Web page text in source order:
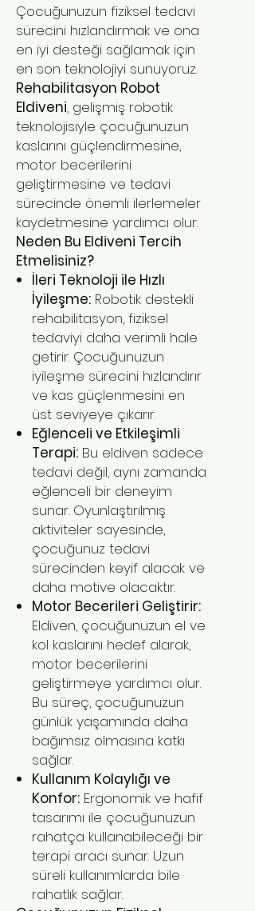
Çocuğunuzun fiziksel tedavi
sürecini hızlandırmak ve ona
en iyi desteği sağlamak için
en son teknolojiyi sunuyoruz.
Rehabilitasyon Robot
Eldiveni, gelişmiş robotik
teknolojisiyle çocuğunuzun
kaslarını güçlendirmesine,
motor becerilerini
geliştirmesine ve tedavi
sürecinde önemli ilerlemeler
kaydetmesine yardımcı olur.
Neden Bu Eldiveni Tercih
Etmelisiniz?
İleri Teknoloji ile Hızlı
İyileşme: Robotik destekli
rehabilitasyon, fiziksel
tedaviyi daha verimli hale
getirir. Çocuğunuzun
iyileşme sürecini hızlandırır
ve kas güçlenmesini en
üst seviyeye çıkarır.
Eğlenceli ve Etkileşimli
Terapi: Bu eldiven sadece
tedavi değil, aynı zamanda
eğlenceli bir deneyim
sunar. Oyunlaştırılmış
aktiviteler sayesinde,
çocuğunuz tedavi
sürecinden keyif alacak ve
daha motive olacaktır.
Motor Becerileri Geliştirir:
Eldiven, çocuğunuzun el ve
kol kaslarını hedef alarak,
motor becerilerini
geliştirmeye yardımcı olur.
Bu süreç, çocuğunuzun
günlük yaşamında daha
bağımsız olmasına katkı
sağlar.
Kullanım Kolaylığı ve
Konfor: Ergonomik ve hafif
tasarımı ile çocuğunuzun
rahatça kullanabileceği bir
terapi aracı sunar. Uzun
süreli kullanımlarda bile
rahatlık sağlar.